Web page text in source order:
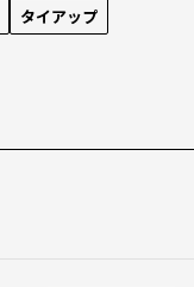
タイアップ